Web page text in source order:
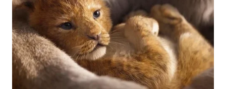
NET
WAHANA
SPORT
WAHANA
UMKM